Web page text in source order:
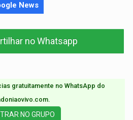
News
no Whatsapp
gratuitamente no WhatsApp do
NO GRUPO